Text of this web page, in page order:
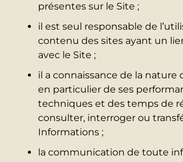
présentes sur le Site ;
il est seul responsable de
contenu des sites ayant un
avec le Site ;
il a connaissance de la nature
en particulier de ses
techniques et des temps de
consulter, interroger ou
Informations ;
la communication de toute